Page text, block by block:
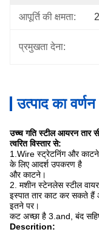
आपूर्ति की क्षमता:
प्रमुखता देना:
उत्पाद का वर्णन
उच्च गति स्टील आयरन तार
त्वरित विस्तार से:
1.Wire स्ट्रेटनिंग और काटने
के लिए आदर्श उपकरण है
और काटने।
2. मशीन स्टेनलेस स्टील
इस्पात तार काट कर सकते हैं
इतने पर।
कट अच्छा है 3.and, बंद
Descrition: